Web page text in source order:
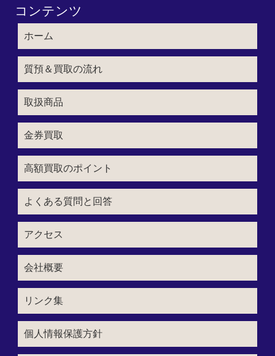
コンテンツ
ホーム
質預＆買取の流れ
取扱商品
金券買取
高額買取のポイント
よくある質問と回答
アクセス
会社概要
リンク集
個人情報保護方針